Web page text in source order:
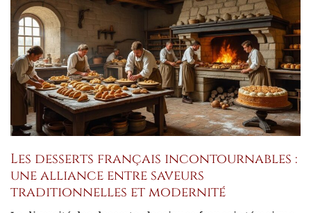
Les desserts français incontournables :
une alliance entre saveurs
traditionnelles et modernité